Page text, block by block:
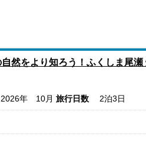
然をより知ろう！ふくしま尾
年 10月 旅行日数 2泊3日